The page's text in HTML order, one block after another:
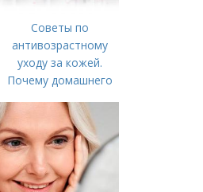
Советы по
антивозрастному
уходу за кожей.
Почему домашнего